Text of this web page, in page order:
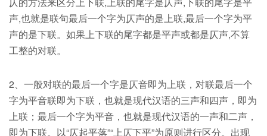
声,也就是联句最后一个字为仄声的是上联,最后一个字为平
声的是下联。如果上下联的尾字都是平声或都是仄声,不算
工整的对联。
2、一般对联的最后一个字是仄音即为上联，对联最后一个
字为平音联即为下联，也就是现代汉语的三声和四声，即为
上联；最后一个字为平音，也就是现代汉语的一声和二声，
即为下联。以“仄起平落”“上仄下平”为原则进行区分。出现